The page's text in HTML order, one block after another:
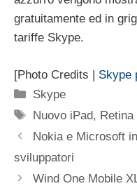
gratuitamente ed in
tariffe Skype.
[Photo Credits | Skype
Categorie
Skype
Tag
Nuovo iPad,
Nokia e Microsoft
sviluppatori
Wind One Mobile